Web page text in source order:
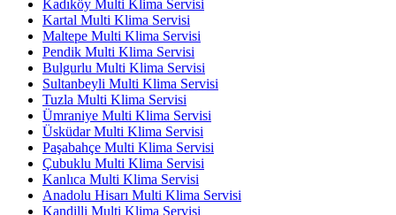
Kadıköy Multi Klima Servisi
Kartal Multi Klima Servisi
Maltepe Multi Klima Servisi
Pendik Multi Klima Servisi
Bulgurlu Multi Klima Servisi
Sultanbeyli Multi Klima Servisi
Tuzla Multi Klima Servisi
Ümraniye Multi Klima Servisi
Üsküdar Multi Klima Servisi
Paşabahçe Multi Klima Servisi
Çubuklu Multi Klima Servisi
Kanlıca Multi Klima Servisi
Anadolu Hisarı Multi Klima Servisi
Kandilli Multi Klima Servisi